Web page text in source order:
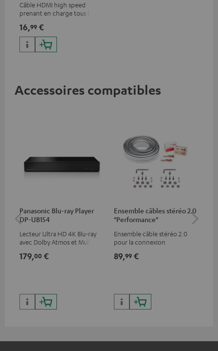
Câble HDMI high speed
prenant en charge tous les
50/60p et 4K 3D
16,99 €
Accessoires compatibles
Panasonic Blu-ray Player
DP-UB154
Lecteur Ultra HD 4K Blu-ray
avec Dolby Atmos et Multi
qualité d’image incroyable et
179,00 €
Ensemble câbles stéréo 2.0
"Performance"
Ensemble câble stéréo 2.0
pour la connexion
89,99 €